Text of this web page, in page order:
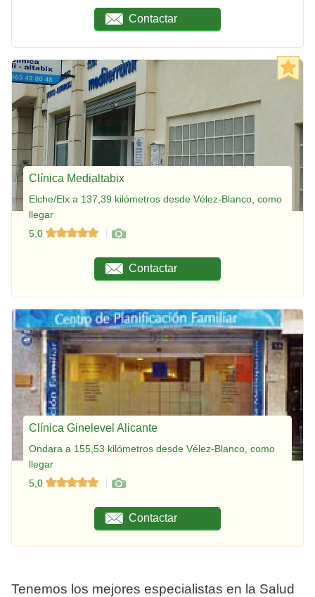
Contactar
Clínica Medialtabix
Elche/Elx a 137,39 kilómetros desde Vélez-Blanco, como
llegar
5,0
Contactar
Clínica Ginelevel Alicante
Ondara a 155,53 kilómetros desde Vélez-Blanco, como
llegar
5,0
Contactar
Tenemos los mejores especialistas en la Salud